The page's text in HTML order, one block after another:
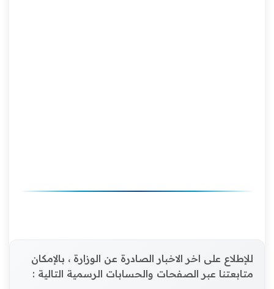
للإطلاع على اخر الاخبار الصادرة عن الوزارة ، بالإمكان
متابعتنا عبر الصفحات والحسابات الرسمية التالية :